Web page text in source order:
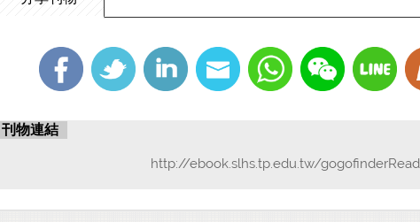
刊物連結
http://ebook.slhs.tp.edu.tw/